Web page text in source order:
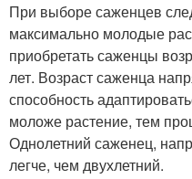
При выборе саженцев
максимально молодые
приобретать саженцы
лет. Возраст саженца
способность
моложе растение, тем
Однолетний саженец,
легче, чем двухлетний.